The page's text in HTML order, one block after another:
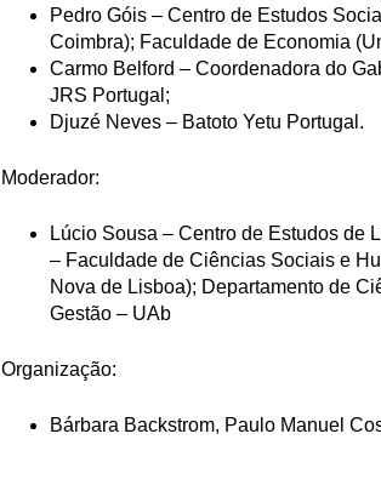
Pedro Góis – Centro de Estudos
Coimbra); Faculdade de Economia
Carmo Belford – Coordenadora do
JRS Portugal;
Djuzé Neves – Batoto Yetu Portugal.
Moderador:
Lúcio Sousa – Centro de Estudos de
– Faculdade de Ciências Sociais e
Nova de Lisboa); Departamento de
Gestão – UAb
Organização:
Bárbara Backstrom, Paulo Manuel